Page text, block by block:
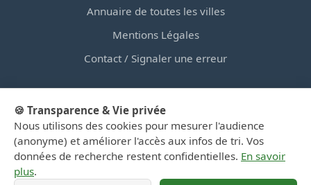
Annuaire de toutes les villes
Mentions Légales
Contact / Signaler une erreur
© 2026 PortailDesDechetsEnRegionCentre.fr — Site
d'information privé, non affilié aux collectivités.
🍪 Transparence & Vie privée
Nous utilisons des cookies pour mesurer l'audience
(anonyme) et améliorer l'accès aux infos de tri. Vos
données de recherche restent confidentielles. En savoir
plus.